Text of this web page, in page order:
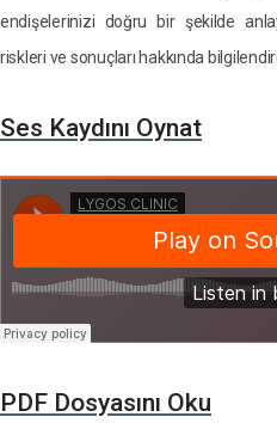
endişelerinizi doğru bir şekilde
riskleri ve sonuçları hakkında
Ses Kaydını Oynat
PDF Dosyasını Oku